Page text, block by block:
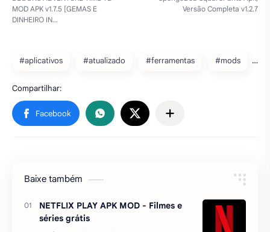
#aplicativos #atualizado #ferramentas #mods
Baixe também
NETFLIX PLAY APK MOD - Filmes e
séries grátis